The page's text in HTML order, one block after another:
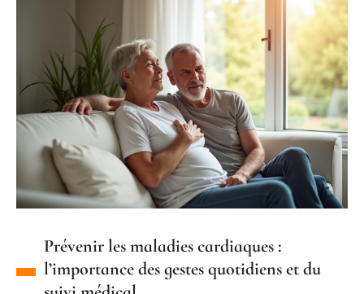
Prévenir les maladies cardiaques :
l’importance des gestes quotidiens et du